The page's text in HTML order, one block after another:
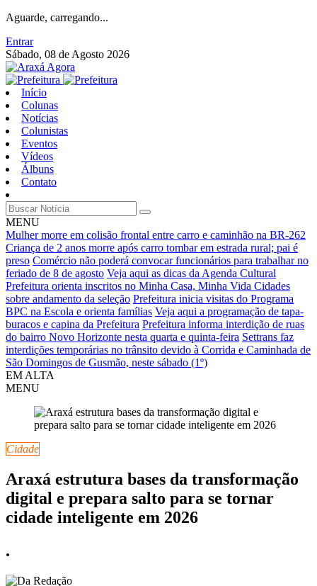
Aguarde, carregando...
Entrar
Sábado, 08 de Agosto 2026
Início
Colunas
Notícias
Colunistas
Eventos
Vídeos
Álbuns
Contato
MENU
Mulher morre em colisão frontal entre carro e caminhão na BR-262
Criança de 2 anos morre após carro tombar em estrada rural; pai é
preso Comércio não poderá convocar funcionários para trabalhar no
feriado de 8 de agosto Veja aqui as dicas da Agenda Cultural
Prefeitura orienta inscritos no Minha Casa, Minha Vida Cidades
sobre andamento da seleção Prefeitura inicia visitas do Programa
BPC na Escola e orienta famílias Veja aqui a programação de tapa-
buracos e capina da Prefeitura Prefeitura informa interdição de ruas
do bairro Novo Horizonte nesta quarta e quinta-feira Settrans faz
interdições temporárias no trânsito devido à Corrida e Caminhada de
São Domingos de Gusmão, neste sábado (1º)
EM ALTA
MENU
Cidade
Araxá estrutura bases da transformação
digital e prepara salto para se tornar
cidade inteligente em 2026
.